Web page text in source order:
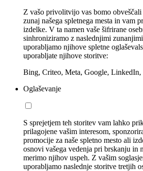
Z vašo privolitvijo vas bomo
zunaj našega spletnega mesta in vam
izdelke. V ta namen vaše šifrirane
sinhroniziramo z naslednjimi
uporabljamo njihove spletne
uporabljate njihove storitve:
Bing, Criteo, Meta, Google, LinkedIn,
Oglaševanje
S sprejetjem teh storitev vam lahko
prilagojene vašim interesom,
promocije za naše spletno mesto ali
osnovi vašega vedenja pri brskanju in
merimo njihov uspeh. Z vašim
uporabljamo naslednje storitve tretjih